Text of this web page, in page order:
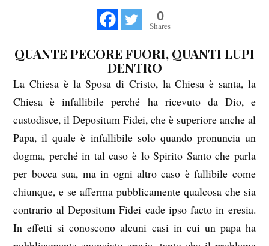
0
Shares
QUANTE PECORE FUORI, QUANTI LUPI
DENTRO
La Chiesa è la Sposa di Cristo, la Chiesa è santa, la
Chiesa è infallibile perché ha ricevuto da Dio, e
custodisce, il Depositum Fidei, che è superiore anche al
Papa, il quale è infallibile solo quando pronuncia un
dogma, perché in tal caso è lo Spirito Santo che parla
per bocca sua, ma in ogni altro caso è fallibile come
chiunque, e se afferma pubblicamente qualcosa che sia
contrario al Depositum Fidei cade ipso facto in eresia.
In effetti si conoscono alcuni casi in cui un papa ha